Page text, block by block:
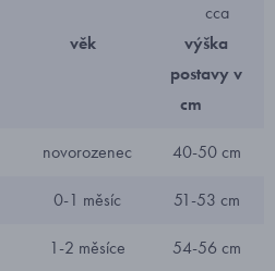
věk
cca
výška
postavy v
cm
novorozenec 40-50 cm
0-1 měsíc 51-53 cm
1-2 měsíce 54-56 cm